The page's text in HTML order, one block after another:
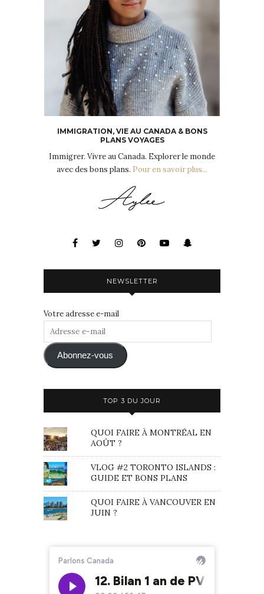
IMMIGRATION, VIE AU CANADA & BONS
PLANS VOYAGES
Immigrer. Vivre au Canada. Explorer le monde
avec des bons plans. Pour en savoir plus...
NEWSLETTER
Votre adresse e-mail
Adresse
mail Abonnez-vous
TOP 3 DU JOUR
QUOI FAIRE À MONTRÉAL EN
AOÛT ?
VLOG #2 TORONTO ISLANDS :
GUIDE ET BONS PLANS
QUOI FAIRE À VANCOUVER EN
JUIN ?